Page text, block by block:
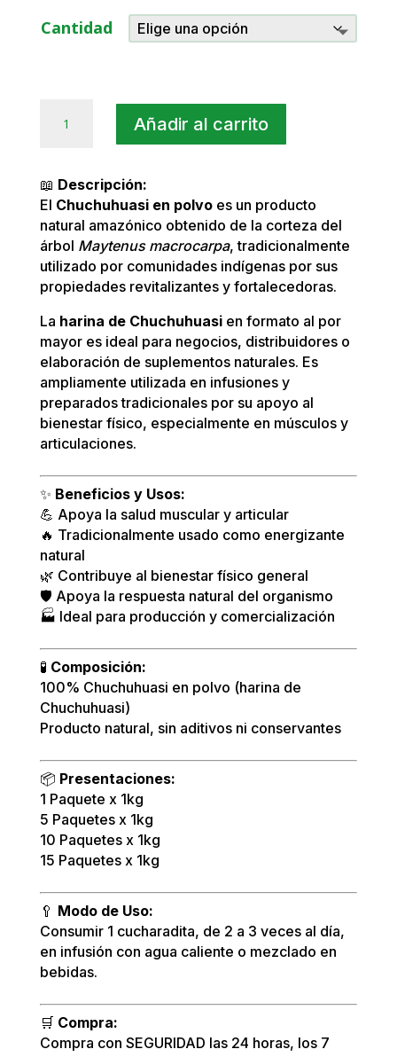
desde
Cantidad
Chuchuhuasi
al
por
Mayor
cantidad
Añadir al carrito
📖 Descripción:
El Chuchuhuasi en polvoes un producto
natural amazónico obtenido de la corteza del
árbol Maytenus macrocarpa, tradicionalmente
utilizado por comunidades indígenas por sus
propiedades revitalizantes y fortalecedoras.
La harina de Chuchuhuasien formato al por
mayor es ideal para negocios, distribuidores o
elaboración de suplementos naturales. Es
ampliamente utilizada en infusiones y
preparados tradicionales por su apoyo al
bienestar físico, especialmente en músculos y
articulaciones.
✨ Beneficios y Usos:
💪 Apoya la salud muscular y articular
🔥 Tradicionalmente usado como energizante
natural
🌿 Contribuye al bienestar físico general
🛡️ Apoya la respuesta natural del organismo
🏭 Ideal para producción y comercialización
🧪 Composición:
100% Chuchuhuasi en polvo (harina de
Chuchuhuasi)
Producto natural, sin aditivos ni conservantes
📦 Presentaciones:
1 Paquete x 1kg
5 Paquetes x 1kg
10 Paquetes x 1kg
15 Paquetes x 1kg
🥄 Modo de Uso:
Consumir 1 cucharadita, de 2 a 3 veces al día,
en infusión con agua caliente o mezclado en
bebidas.
🛒 Compra:
Compra con SEGURIDAD las 24 horas, los 7